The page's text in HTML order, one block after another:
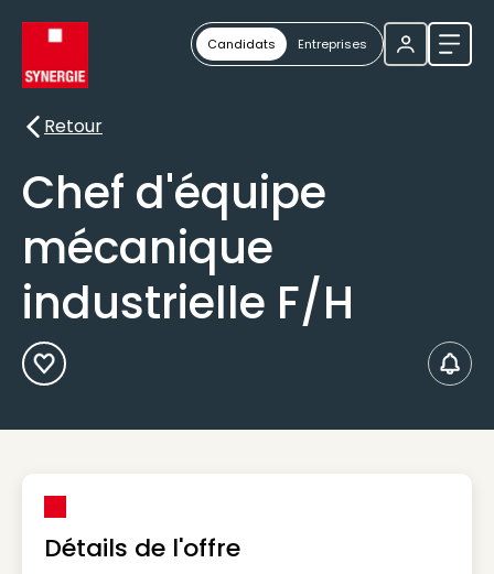
Candidats Entreprises
Retour
Retour
Chef d'équipe
mécanique
industrielle F/H
Ajouter aux Favoris
Détails de l'offre